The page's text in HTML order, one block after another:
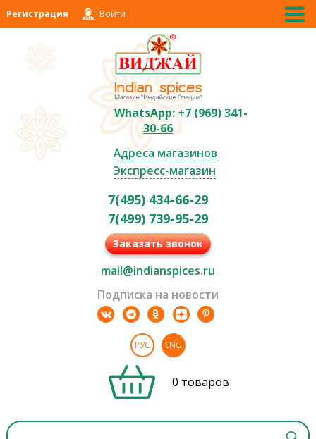
Регистрация Войти
WhatsApp: +7 (969) 341-
30-66
Адреса магазинов
Экспресс-магазин
7(495) 434-66-29
7(499) 739-95-29
Заказать звонок
mail@indianspices.ru
Подписка на новости
РУС ENG
0 товаров